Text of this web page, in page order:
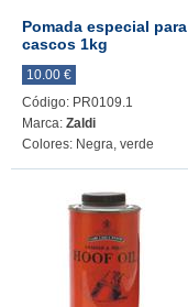
Pomada especial para
cascos 1kg
10.00 €
Código: PR0109.1
Marca: Zaldi
Colores: Negra, verde